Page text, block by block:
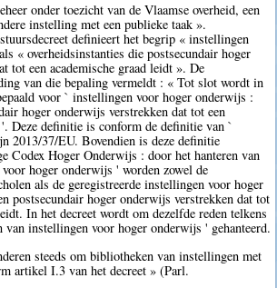
onder toezicht van de Vlaamse overheid, een
instelling met een publieke taak ».
definieert het begrip « instellingen
« overheidsinstanties die postsecundair hoger
tot een academische graad leidt ». De
van die bepaling vermeldt : « Tot slot wordt in
voor ` instellingen voor hoger onderwijs :
hoger onderwijs verstrekken dat tot een
'. Deze definitie is conform de definitie van `
2013/37/EU. Bovendien is deze definitie
Codex Hoger Onderwijs : door het hanteren van
hoger onderwijs ' worden zowel de
als de geregistreerde instellingen voor hoger
postsecundair hoger onderwijs verstrekken dat tot
In het decreet wordt om dezelfde reden telkens
instellingen voor hoger onderwijs ' gehanteerd.
steeds om bibliotheken van instellingen met
artikel I.3 van het decreet » (Parl.